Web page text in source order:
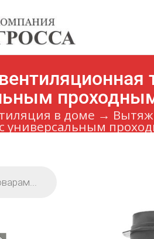
в доме →
универсальным